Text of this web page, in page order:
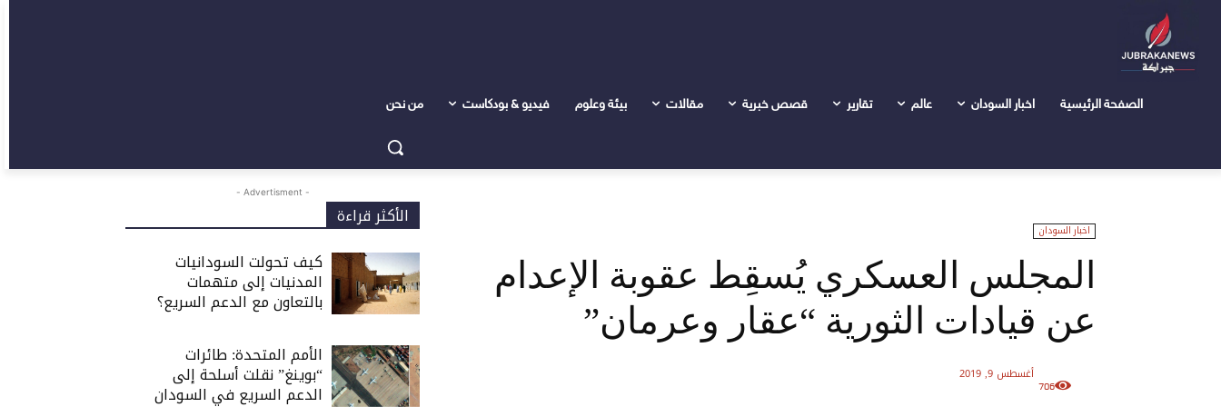
الصفحة الرئيسية اخبار السودان عالم تقارير قصص خبرية مقالات بيئة وعلوم فيديو & بودكاست من نحن
اخبار السودان
المجلس العسكري يُسقِط عقوبة الإعدام
عن قيادات الثورية “عقار وعرمان”
أغسطس 9, 2019
706
- Advertisment -
الأكثر قراءة
كيف تحولت السودانيات
المدنيات إلى متهمات
بالتعاون مع الدعم السريع؟
الأمم المتحدة: طائرات
“بوينغ” نقلت أسلحة إلى
الدعم السريع في السودان